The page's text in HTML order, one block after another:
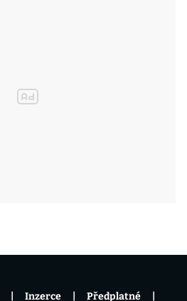
Inzerce Předplatné